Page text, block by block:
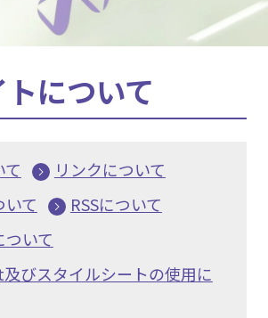
について
て
リンクについて
いて
RSSについて
いて
びスタイルシートの使用に